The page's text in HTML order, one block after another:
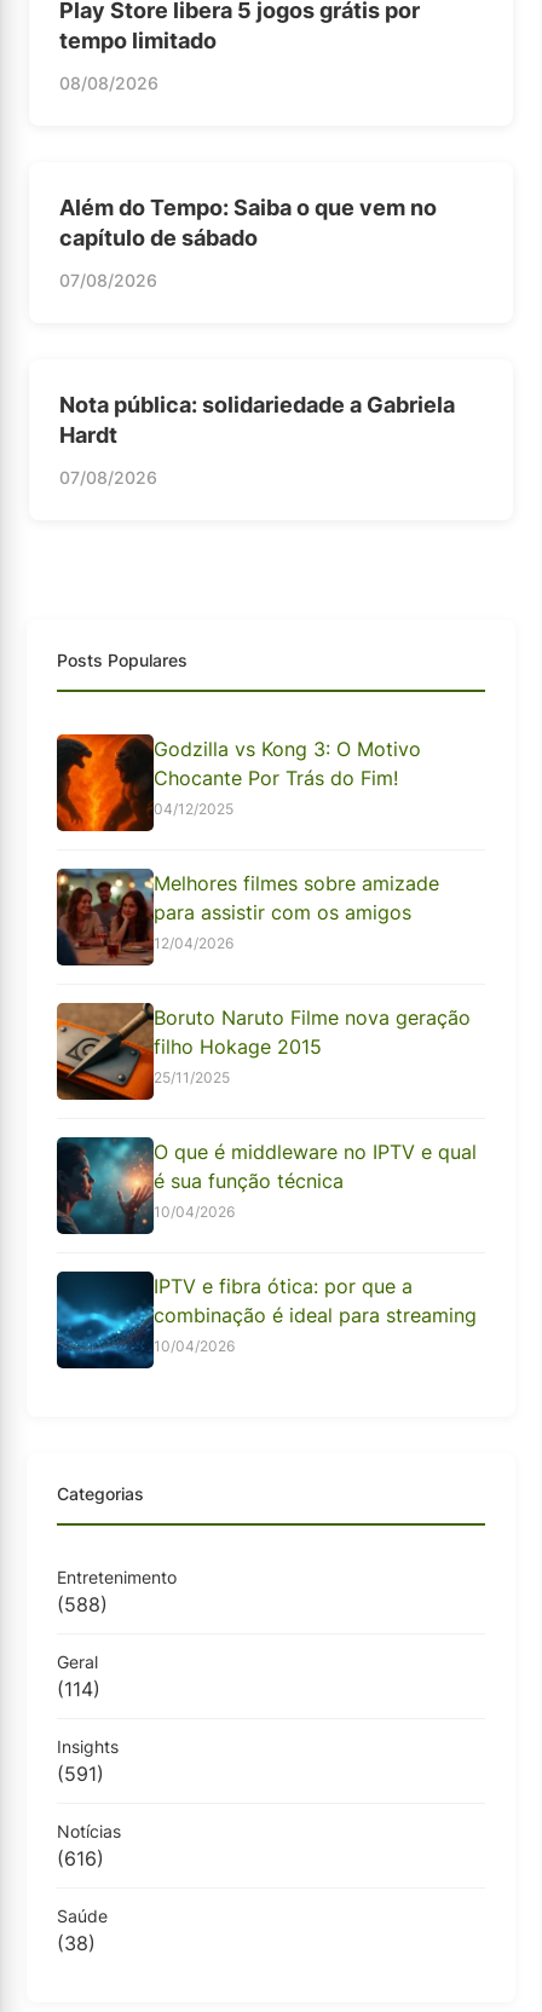
Play Store libera 5 jogos grátis por
tempo limitado
08/08/2026
Além do Tempo: Saiba o que vem no
capítulo de sábado
07/08/2026
Nota pública: solidariedade a Gabriela
Hardt
07/08/2026
Posts Populares
Godzilla vs Kong 3: O Motivo
Chocante Por Trás do Fim!
04/12/2025
Melhores filmes sobre amizade
para assistir com os amigos
12/04/2026
Boruto Naruto Filme nova geração
filho Hokage 2015
25/11/2025
O que é middleware no IPTV e qual
é sua função técnica
10/04/2026
IPTV e fibra ótica: por que a
combinação é ideal para streaming
10/04/2026
Categorias
Entretenimento
(588)
Geral
(114)
Insights
(591)
Notícias
(616)
Saúde
(38)